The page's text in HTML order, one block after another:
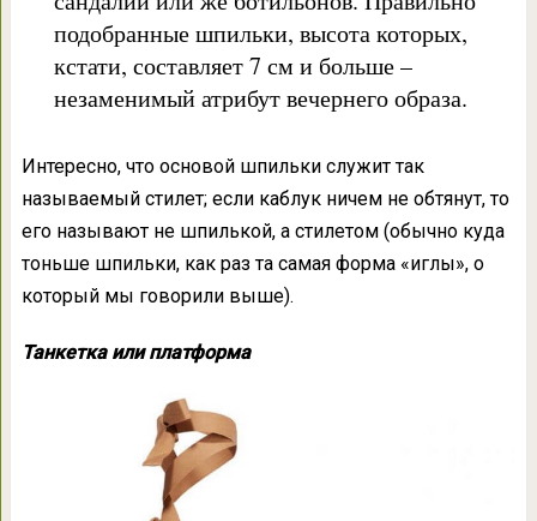
подобранные шпильки, высота которых,
кстати, составляет 7 см и больше –
незаменимый атрибут вечернего образа.
Интересно, что основой шпильки служит так
называемый стилет; если каблук ничем не обтянут, то
его называют не шпилькой, а стилетом (обычно куда
тоньше шпильки, как раз та самая форма «иглы», о
который мы говорили выше).
Танкетка или платформа